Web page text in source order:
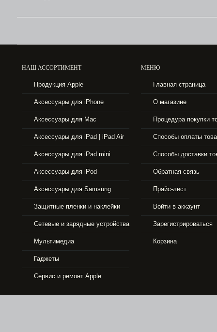
43990 р.
APPLE IPHONE 5S 16GB GOLD
НАШ АССОРТИМЕНТ
Продукция Apple
Аксессуары для iPhone
Аксессуары для Mac
Аксессуары для iPad | iPad Air
Аксессуары для iPad mini
Аксессуары для iPod
Аксессуары для Samsung
Защитные пленки и наклейки
Сетевые и зарядные устройства
Мультимедиа
Гаджеты
Сервис и ремонт Apple
МЕНЮ
Главная страница
О магазине
Процедура покупки
Способы оплаты
Способы доставки
Обратная связь
Прайс-лист
Войти в аккаунт
Зарегистрироваться
Корзина